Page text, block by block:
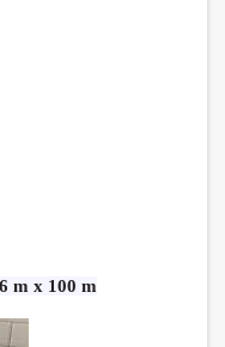
m x 100 m